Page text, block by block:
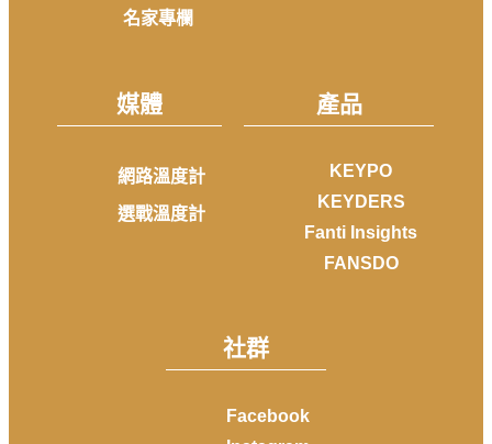
名家專欄
媒體
網路溫度計
選戰溫度計
產品
KEYPO
KEYDERS
Fanti Insights
FANSDO
社群
Facebook